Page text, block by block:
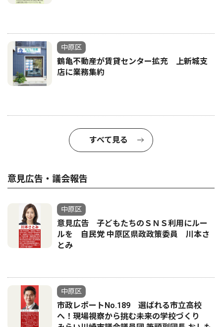
中原区
鶴亀不動産が賃貸センター拡充 上新城支
店に業務集約
すべて見る
意見広告・議会報告
中原区
意見広告 子どもたちのＳＮＳ利用にルー
ルを 自民党 中原区県政政策委員 川本さ
とみ
中原区
市政レポートNo.189 選ばれる市立高校
へ！現場視察から挑む未来の学校づくり